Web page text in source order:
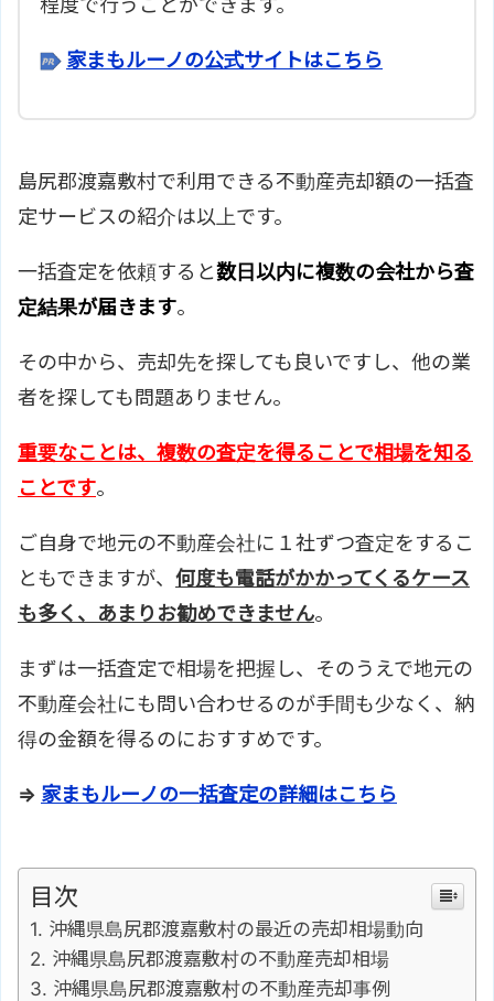
程度で行うことができます。
家まもルーノの公式サイトはこちら
島尻郡渡嘉敷村で利用できる不動産売却額の一括査
定サービスの紹介は以上です。
一括査定を依頼すると数日以内に複数の会社から査
定結果が届きます。
その中から、売却先を探しても良いですし、他の業
者を探しても問題ありません。
重要なことは、複数の査定を得ることで相場を知る
ことです。
ご自身で地元の不動産会社に１社ずつ査定をするこ
ともできますが、 何度も電話がかかってくるケース
も多く、あまりお勧めできません。
まずは一括査定で相場を把握し、そのうえで地元の
不動産会社にも問い合わせるのが手間も少なく、納
得の金額を得るのにおすすめです。
⇒ 家まもルーノの一括査定の詳細はこちら
目次
沖縄県島尻郡渡嘉敷村の最近の売却相場動向
沖縄県島尻郡渡嘉敷村の不動産売却相場
沖縄県島尻郡渡嘉敷村の不動産売却事例